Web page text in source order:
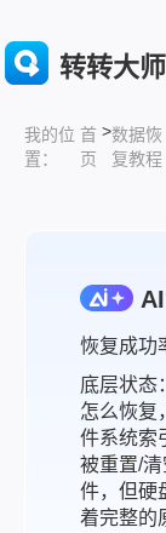
转转大
我的位
置：
首
页
>数据恢
复教程
恢复成功
底层状态
怎么恢复
件系统索
被重置/
件，但硬
着完整的